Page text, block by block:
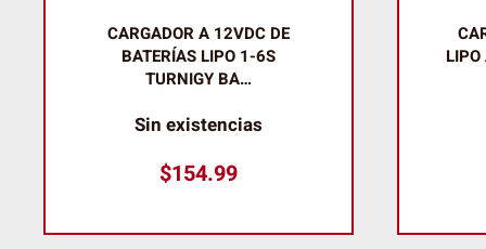
CARGADOR A 12VDC DE
BATERÍAS LIPO 1-6S
TURNIGY BA…
Sin existencias
$154.99